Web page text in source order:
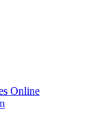
Online